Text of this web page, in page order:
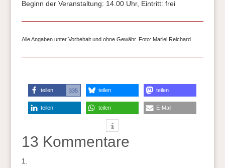
Beginn der Veranstaltung: 14.00 Uhr, Eintritt: frei
Alle Angaben unter Vorbehalt und ohne Gewähr. Foto: Mariel Reichard
teilen 335 teilen teilen
teilen teilen E-Mail
13 Kommentare